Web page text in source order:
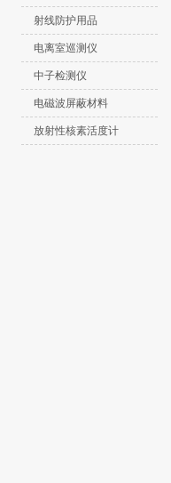
射线防护用品
电离室巡测仪
中子检测仪
电磁波屏蔽材料
放射性核素活度计